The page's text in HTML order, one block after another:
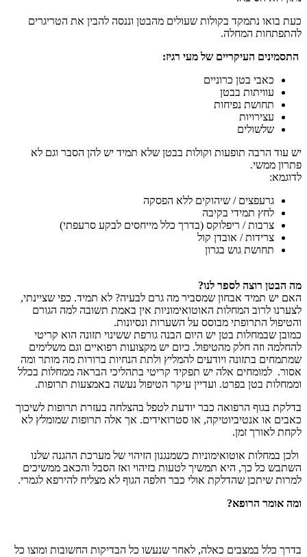
כעת בואו נתמקד בקולות שעולים מהבטן וננסה להבין את הטריגרים
להתפתחות המחלה.
התסמינים העיקריים של מעי רגיז:
כאבי בטן כרוניים
עוויתות בבטן
תחושת נפיחות
עצירויות
שלשולים
יש עוד הרבה תופעות וקולות בבטן שלא תמיד יש להן הסבר וגם לא
פתרון ממשי.
לדוגמא:
גרעפצים / שיהוקים ללא הפסקה
לחץ תמידי בקיבה
צרבות / ריפלוקס (בדרך כלל מייחסים לבקע סרעפתי)
צרידות / אובדן קול
תחושת גוש בגרון
מה הבטן רוצה לספר לנו?
האם יש תמיד אבחון שמסביר מה גרם לבעיה? לא תמיד. כפי שציינתי,
לצערנו לרוב המחלות האוטואימוניות אין באמת תשובה למה הגורם
והטיפול התרופתי מבוסס על השערות ונסיונות.
כמובן שבמחלות בטן יש היום הבנה גורפת ששינוי תזונה הוא קריטי
להחלמה וזה חלק מהטיפול. כיום יש מקצועות רפואיים וגם משלימים
שמתמחים בתזונה ויודעים להמליץ ולתת הנחיות ברורות מה מותר ומה
אסור. למומחים אלה יש תפקיד קריטי בתהליכי הבראה ממחלות בכלל
וממחלות בטן בפרט. ועדיין עיקר הטיפול נעשה באמצעות תרופות.
בדלקת בגוף הרפואה כבר יודעת לטפל בהצלחה בעזרת תרופות לשיכוך
כאבים או אנטיביוטיקה, או סטרואידים. אך אלה תרופות שמומלץ לא
לקחת לאורך זמן.
ולכן במחלות אוטואימוניות כשמנגנון הזיהוי של מערכת ההגנה שלנו
השתבש כל כך, היא תמשיך לטעות בזיהוי ואז הסבל והכאב ממשיכים
למרות שיתכן שהדלקת אולי כבר חלפה הגוף לא מצליח להירפא לגמרי.
ומה אומר הרופא?
בדרך כלל במצבים כאלה, לאחר שנעשו כל הבדיקות החשובות ומוצו כל